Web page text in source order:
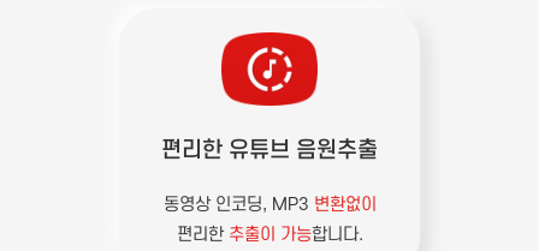
편리한 유튜브 음원추출
동영상 인코딩, MP3 변환없이
편리한 추출이 가능합니다.